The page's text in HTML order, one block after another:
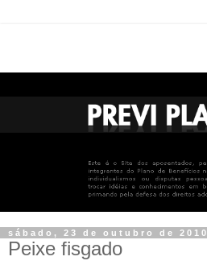
sábado, 23 de outubro de 2010
Peixe fisgado